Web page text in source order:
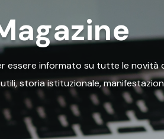
essere informato su tutte le novità
storia istituzionale,